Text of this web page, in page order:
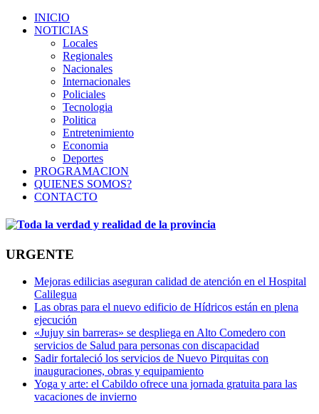
INICIO
NOTICIAS
Locales
Regionales
Nacionales
Internacionales
Policiales
Tecnologia
Politica
Entretenimiento
Economia
Deportes
PROGRAMACION
QUIENES SOMOS?
CONTACTO
URGENTE
Mejoras edilicias aseguran calidad de atención en el Hospital
Calilegua
Las obras para el nuevo edificio de Hídricos están en plena
ejecución
«Jujuy sin barreras» se despliega en Alto Comedero con
servicios de Salud para personas con discapacidad
Sadir fortaleció los servicios de Nuevo Pirquitas con
inauguraciones, obras y equipamiento
Yoga y arte: el Cabildo ofrece una jornada gratuita para las
vacaciones de invierno